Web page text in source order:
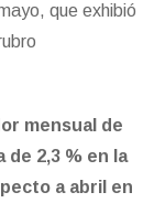
que exhibió
mensual de
2,3 % en la
a abril en